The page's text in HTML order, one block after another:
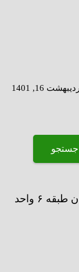
16, 1401
تبریز : خیابان علامه طباطبایی برج مشاوران طبقه ۶ واحد